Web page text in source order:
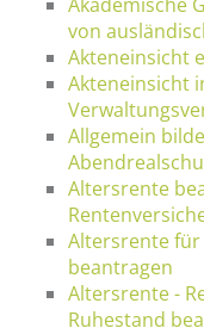
von
Akteneinsicht
Akteneinsicht
Allgemein
Altersrente
Altersrente
beantragen
Altersrente -
Ruhestand